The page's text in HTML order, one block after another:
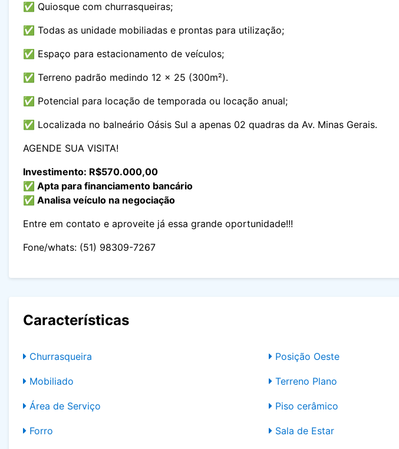
✅ Quiosque com churrasqueiras;
✅ Todas as unidade mobiliadas e prontas para utilização;
✅ Espaço para estacionamento de veículos;
✅ Terreno padrão medindo 12 x 25 (300m²).
✅ Potencial para locação de temporada ou locação anual;
✅ Localizada no balneário Oásis Sul a apenas 02 quadras da Av. Minas Gerais.
AGENDE SUA VISITA!
Investimento: R$570.000,00
✅ Apta para financiamento bancário
✅ Analisa veículo na negociação
Entre em contato e aproveite já essa grande oportunidade!!!
Fone/whats: (51) 98309-7267
Características
Churrasqueira
Mobiliado
Área de Serviço
Forro
Posição Oeste
Terreno Plano
Piso cerâmico
Sala de Estar